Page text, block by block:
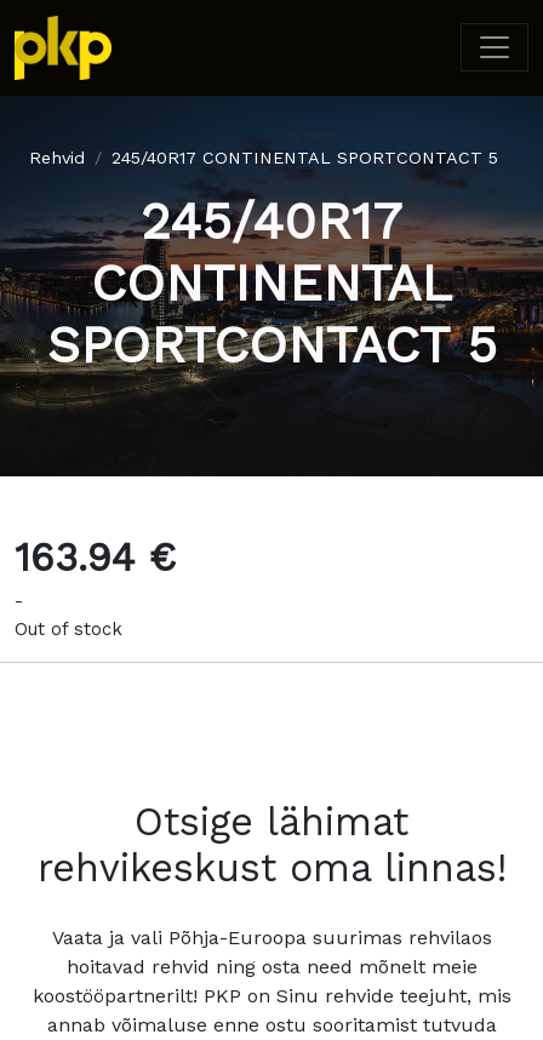
Rehvid 245/40R17 CONTINENTAL SPORTCONTACT 5
245/40R17
CONTINENTAL
SPORTCONTACT 5
163.94 €
-
Out of stock
Otsige lähimat
rehvikeskust oma linnas!
Vaata ja vali Põhja-Euroopa suurimas rehvilaos
hoitavad rehvid ning osta need mõnelt meie
koostööpartnerilt! PKP on Sinu rehvide teejuht, mis
annab võimaluse enne ostu sooritamist tutvuda